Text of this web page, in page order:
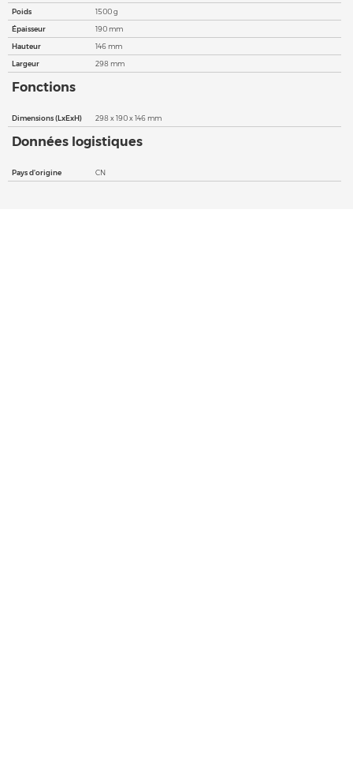
Poids
1500 g
Épaisseur
190 mm
Hauteur
146 mm
Largeur
298 mm
Fonctions
Dimensions (LxExH) 298 x 190 x 146 mm
Données logistiques
Pays d'origine CN